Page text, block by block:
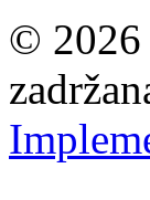
© 2026